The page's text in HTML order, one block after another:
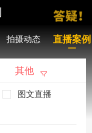
拍摄动态 直播案例
其他
图文直播